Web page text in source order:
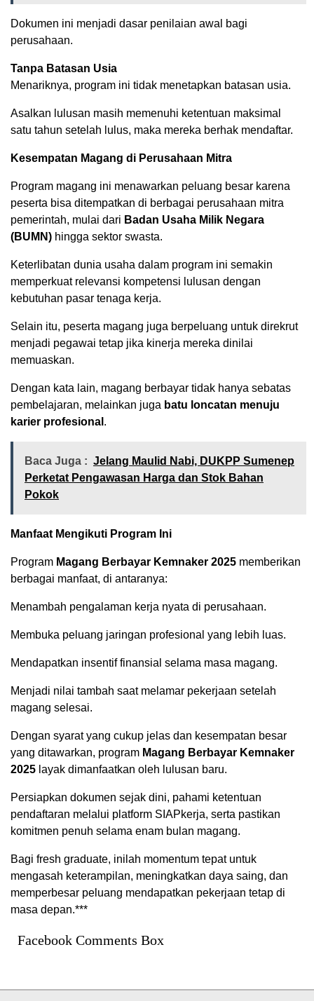
Dokumen ini menjadi dasar penilaian awal bagi
perusahaan.
Tanpa Batasan Usia
Menariknya, program ini tidak menetapkan batasan usia.
Asalkan lulusan masih memenuhi ketentuan maksimal
satu tahun setelah lulus, maka mereka berhak mendaftar.
Kesempatan Magang di Perusahaan Mitra
Program magang ini menawarkan peluang besar karena
peserta bisa ditempatkan di berbagai perusahaan mitra
pemerintah, mulai dari Badan Usaha Milik Negara
(BUMN) hingga sektor swasta.
Keterlibatan dunia usaha dalam program ini semakin
memperkuat relevansi kompetensi lulusan dengan
kebutuhan pasar tenaga kerja.
Selain itu, peserta magang juga berpeluang untuk direkrut
menjadi pegawai tetap jika kinerja mereka dinilai
memuaskan.
Dengan kata lain, magang berbayar tidak hanya sebatas
pembelajaran, melainkan juga batu loncatan menuju
karier profesional .
Baca Juga : Jelang Maulid Nabi, DUKPP Sumenep
Perketat Pengawasan Harga dan Stok Bahan
Pokok
Manfaat Mengikuti Program Ini
Program Magang Berbayar Kemnaker 2025 memberikan
berbagai manfaat, di antaranya:
Menambah pengalaman kerja nyata di perusahaan.
Membuka peluang jaringan profesional yang lebih luas.
Mendapatkan insentif finansial selama masa magang.
Menjadi nilai tambah saat melamar pekerjaan setelah
magang selesai.
Dengan syarat yang cukup jelas dan kesempatan besar
yang ditawarkan, program Magang Berbayar Kemnaker
2025 layak dimanfaatkan oleh lulusan baru.
Persiapkan dokumen sejak dini, pahami ketentuan
pendaftaran melalui platform SIAPkerja, serta pastikan
komitmen penuh selama enam bulan magang.
Bagi fresh graduate, inilah momentum tepat untuk
mengasah keterampilan, meningkatkan daya saing, dan
memperbesar peluang mendapatkan pekerjaan tetap di
masa depan.***
Facebook Comments Box